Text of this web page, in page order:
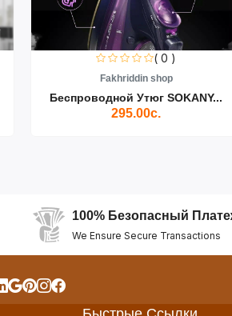
( 0 )
Fakhriddin shop
Беспроводной Утюг SOKANY...
295.00с.
100% Безопасный
We Ensure Secure Transactions